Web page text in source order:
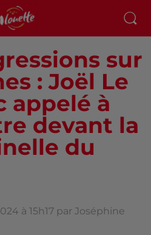
sur
: Joël Le
appelé à
devant la
du
à 15h17 par Joséphine